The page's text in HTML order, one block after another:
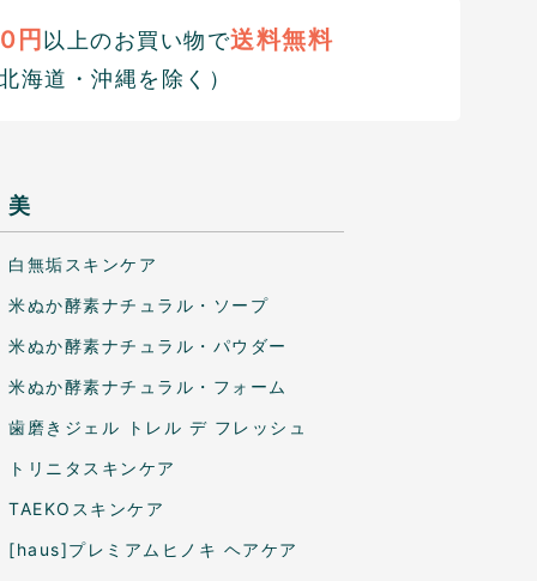
円 以上のお買い物で送料無料
海道・沖縄を除く）
美
白無垢スキンケア
米ぬか酵素ナチュラル・ソープ
米ぬか酵素ナチュラル・パウダー
米ぬか酵素ナチュラル・フォーム
歯磨きジェル トレル デ フレッシュ
トリニタスキンケア
TAEKOスキンケア
[haus]プレミアムヒノキ ヘアケア